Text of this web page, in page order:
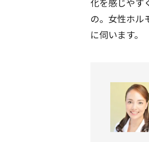
の。女性ホル
に伺います。